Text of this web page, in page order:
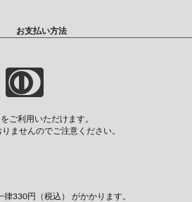
お支払い方法
ご利用いただけます。
ませんのでご注意ください。
330円（税込） がかかります。